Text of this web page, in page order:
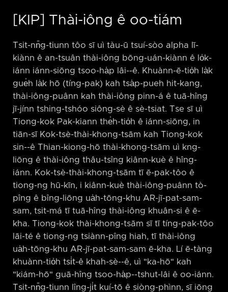
[KIP] Thài-iông ê oo-tiám
Tsit-nn̄g-tiunn tôo sī uì tàu-ū tsuí-sòo alpha lī-
kiànn ê an-tsuân thài-iông bōng-uán-kiànn ê lo̍k-
iánn iánn-siōng tsoo-ha̍p lâi-⁠-ê. Khuànn-ē-tio̍h la̍k
gue̍h la̍k hō (tíng-pak) kah tsa̍p-pueh hit-kang,
thài-iông-puânn kah thài-iông pinn-á ê tuā-hîng
jī-jínn tshing-tshóo siông-sè ê sè-tsiat. Tse sī uì
Tiong-kok Pak-kiann the̍h-tio̍h ê iánn-siōng, in
tiān-sī Kok-tsè-thài-khong-tsām kah Tiong-kok
sin-⁠-ê Thian-kiong-hō thài-khong-tsām uì kng-
liōng ê thài-iông thâu-tsîng kiânn-kuè ê hîng-
iánn. Kok-tsè-thài-khong-tsām tī ē-pak-tôo ê
tiong-ng hū-kīn, i kiânn-kuè thài-iông-puânn tò-
pîng ê bîng-liōng ua̍h-tōng-khu AR-jī-pat-sam-
sam, tsit-má tī tuā-hîng thài-iông khuân-si ê ē-
kha. Tiong-kok thài-khong-tsām sī tī tíng-pak-tôo
lāi-té ê tiong-ng tsiànn-pîng hiah, tī thài-iông
ua̍h-tōng-khu AR-jī-pat-sam-sam ē-kha. Lí ē-tàng
khuànn-tio̍h tsi̍t-ê khah-sè-⁠-ê, uì "ka-hō" kah
"kiám-hō" guā-hîng tsoo-ha̍p-⁠-tshut-lâi ê oo-iánn.
Tsit-nn̄g-tiunn lîng-ji̍t kuí-tō ê siòng-phìnn, sī iōng